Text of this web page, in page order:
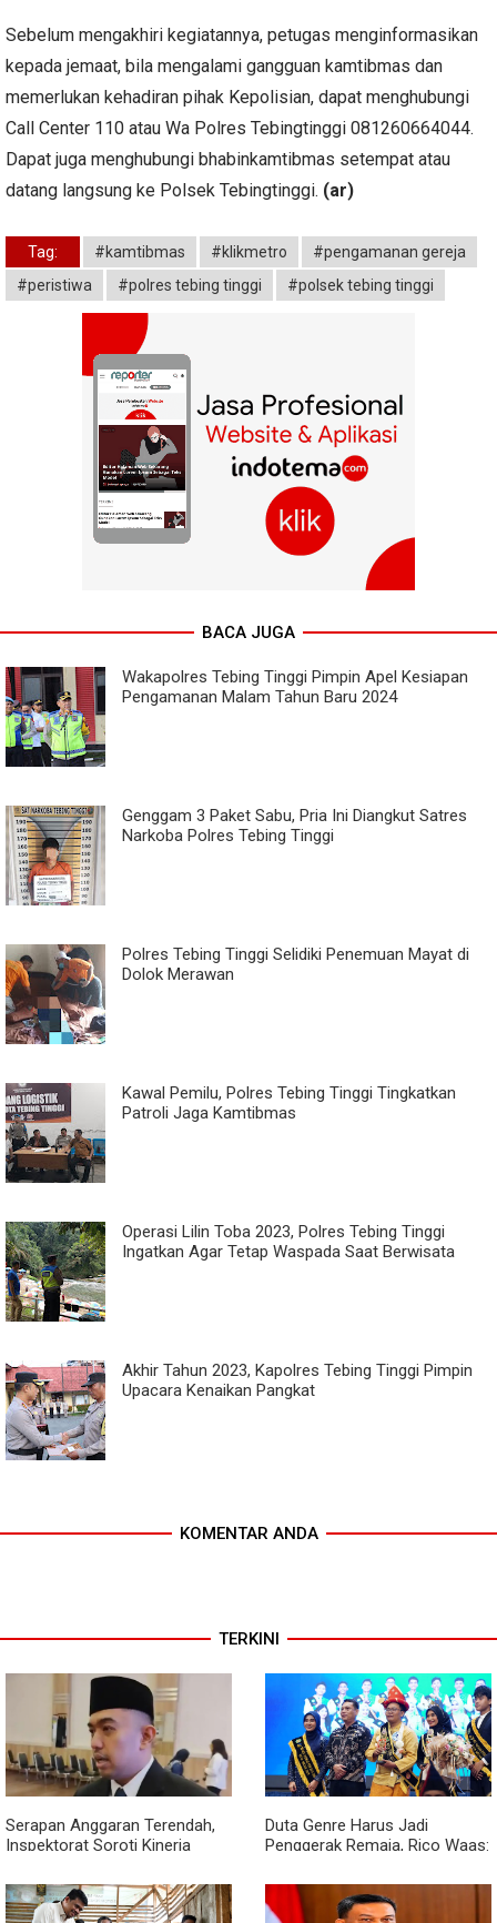
Sebelum mengakhiri kegiatannya, petugas menginformasikan
kepada jemaat, bila mengalami gangguan kamtibmas dan
memerlukan kehadiran pihak Kepolisian, dapat menghubungi
Call Center 110 atau Wa Polres Tebingtinggi 081260664044.
Dapat juga menghubungi bhabinkamtibmas setempat atau
datang langsung ke Polsek Tebingtinggi. (ar)
Tag: #kamtibmas #klikmetro
#pengamanan gereja
#peristiwa
#polres tebing tinggi #polsek tebing tinggi
BACA JUGA
Wakapolres Tebing Tinggi Pimpin Apel Kesiapan
Pengamanan Malam Tahun Baru 2024
Genggam 3 Paket Sabu, Pria Ini Diangkut Satres
Narkoba Polres Tebing Tinggi
Polres Tebing Tinggi Selidiki Penemuan Mayat di
Dolok Merawan
Kawal Pemilu, Polres Tebing Tinggi Tingkatkan
Patroli Jaga Kamtibmas
Operasi Lilin Toba 2023, Polres Tebing Tinggi
Ingatkan Agar Tetap Waspada Saat Berwisata
Akhir Tahun 2023, Kapolres Tebing Tinggi Pimpin
Upacara Kenaikan Pangkat
KOMENTAR ANDA
TERKINI
Serapan Anggaran Terendah,
Inspektorat Soroti Kinerja
Duta Genre Harus Jadi
Penggerak Remaja, Rico Waas:
Acara